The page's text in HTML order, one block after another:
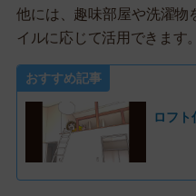
他には、趣味部屋や洗濯物
イルに応じて活用できます。
おすすめ記事
ロフト